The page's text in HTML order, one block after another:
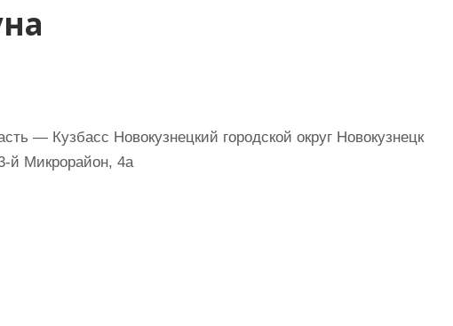
— Кузбасс Новокузнецкий городской округ Новокузнецк
й Микрорайон, 4а